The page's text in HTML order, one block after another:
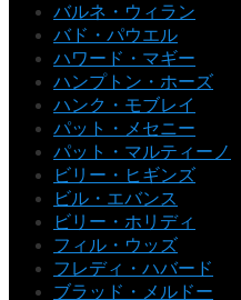
バルネ・ウィラン
バド・パウエル
ハワード・マギー
ハンプトン・ホーズ
ハンク・モブレイ
パット・メセニー
パット・マルティーノ
ビリー・ヒギンズ
ビル・エバンス
ビリー・ホリディ
フィル・ウッズ
フレディ・ハバード
ブラッド・メルドー